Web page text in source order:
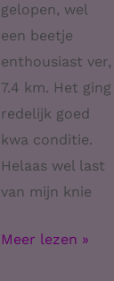
gelopen, wel
een beetje
enthousiast ver,
7.4 km. Het ging
redelijk goed
kwa conditie.
Helaas wel last
van mijn knie
Eindelijk
Meer lezen »